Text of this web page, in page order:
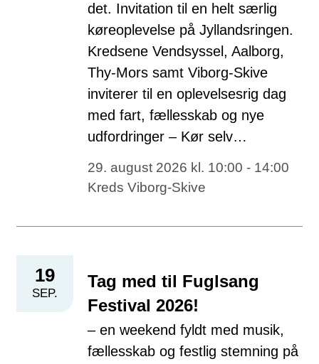
det. Invitation til en helt særlig
køreoplevelse på Jyllandsringen.
Kredsene Vendsyssel, Aalborg,
Thy-Mors samt Viborg-Skive
inviterer til en oplevelsesrig dag
med fart, fællesskab og nye
udfordringer – Kør selv…
29. august 2026 kl. 10:00 - 14:00
Kreds Viborg-Skive
19
SEP.
Tag med til Fuglsang
Festival 2026!
– en weekend fyldt med musik,
fællesskab og festlig stemning på